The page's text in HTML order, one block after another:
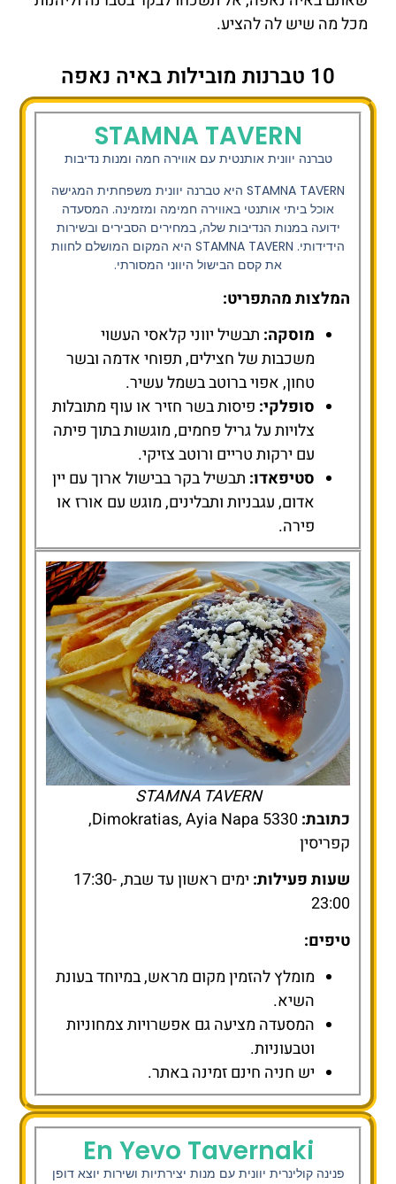
מכל מה שיש לה להציע.
10 טברנות מובילות באיה נאפה
STAMNA TAVERN
טברנה יוונית אותנטית עם אווירה חמה ומנות נדיבות
STAMNA TAVERN היא טברנה יוונית משפחתית המגישה
אוכל ביתי אותנטי באווירה חמימה ומזמינה. המסעדה
ידועה במנות הנדיבות שלה, במחירים הסבירים ובשירות
הידידותי. STAMNA TAVERN היא המקום המושלם לחוות
את קסם הבישול היווני המסורתי.
המלצות מהתפריט:
מוסקה: תבשיל יווני קלאסי העשוי
משכבות של חצילים, תפוחי אדמה ובשר
טחון, אפוי ברוטב בשמל עשיר.
סופלקי: פיסות בשר חזיר או עוף מתובלות
צלויות על גריל פחמים, מוגשות בתוך פיתה
עם ירקות טריים ורוטב צזיקי.
סטיפאדו: תבשיל בקר בבישול ארוך עם יין
אדום, עגבניות ותבלינים, מוגש עם אורז או
פירה.
STAMNA TAVERN
כתובת:
Dimokratias, Ayia Napa 5330,
קפריסין
שעות פעילות:
ימים ראשון עד שבת, 17:30-
23:00
טיפים:
מומלץ להזמין מקום מראש, במיוחד בעונת
השיא.
המסעדה מציעה גם אפשרויות צמחוניות
וטבעוניות.
יש חניה חינם זמינה באתר.
En Yevo Tavernaki
פנינה קולינרית יוונית עם מנות יצירתיות ושירות יוצא דופן